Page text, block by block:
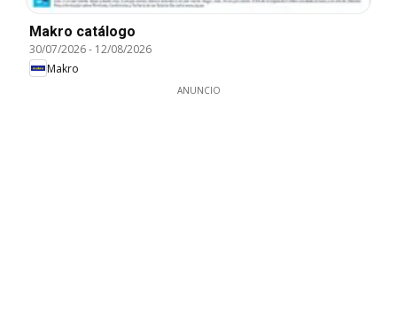
Makro catálogo
30/07/2026- 12/08/2026
Makro
ANUNCIO